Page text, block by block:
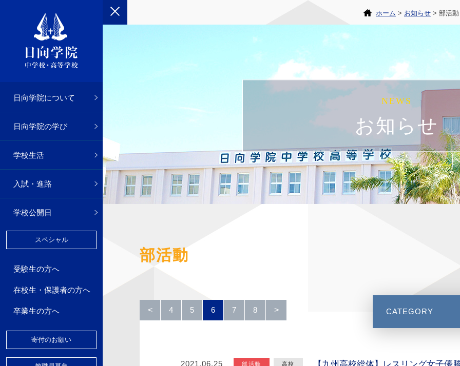
日向学院について
日向学院の学び
学校生活
入試・進路
学校公開日
のあゆみ
教育
2年
高校1年
3年
一日
生徒会
部
ンティア
スマップ
願い
し込み
優遇措置
スペシャル
受験生の方へ
在校生・保護者の方へ
卒業生の方へ
寄付のお願い
ホーム お知らせ 部活動
NEWS
お知らせ
部活動
CATEGORY
< 4 5 6 7 8 >
2021.06.25 部活動 高校